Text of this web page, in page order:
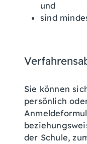
und
sind
Sie können
persönlich
der Schule,